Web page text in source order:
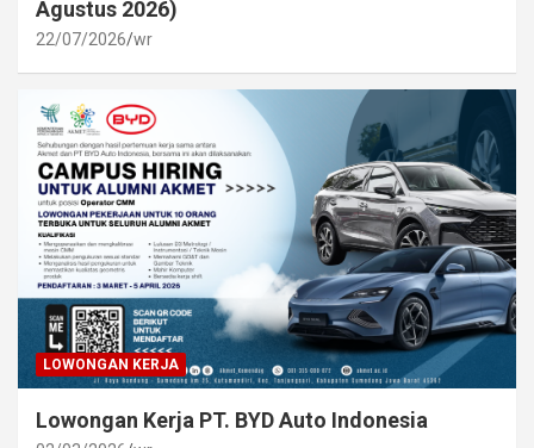
Agustus 2026)
22/07/2026 wr
LOWONGAN KERJA
Lowongan Kerja PT. BYD Auto Indonesia